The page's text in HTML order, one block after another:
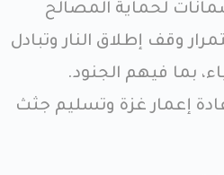
لحماية المصالح
وقف إطلاق النار وتبادل
بما فيهم الجنود.
إعمار غزة وتسليم جثث